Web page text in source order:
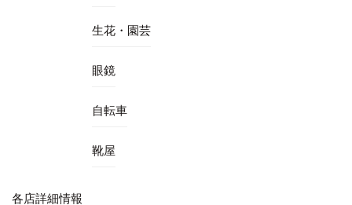
生花・園芸
眼鏡
自転車
靴屋
各店詳細情報